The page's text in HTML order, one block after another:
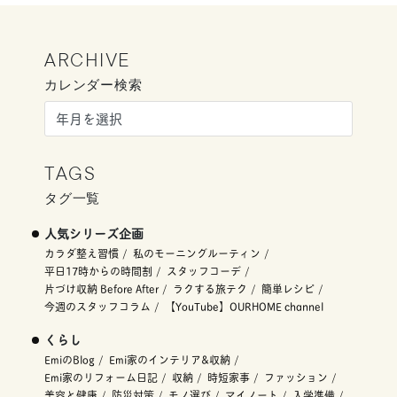
ARCHIVE
カレンダー検索
TAGS
タグ一覧
人気シリーズ企画
カラダ整え習慣
私のモーニングルーティン
平日17時からの時間割
スタッフコーデ
片づけ収納 Before After
ラクする旅テク
簡単レシピ
今週のスタッフコラム
【YouTube】OURHOME channel
くらし
EmiのBlog
Emi家のインテリア&収納
Emi家のリフォーム日記
収納 時短家事
ファッション